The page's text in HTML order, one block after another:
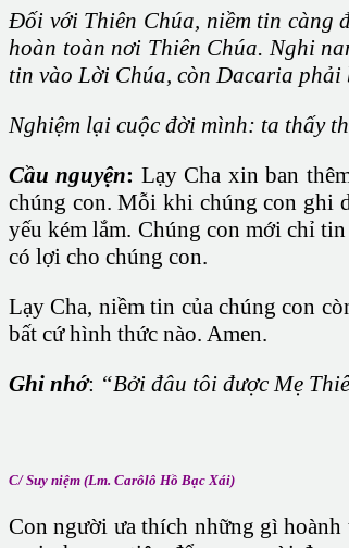
Ðối với Thiên Chúa, niềm tin càng
hoàn toàn nơi Thiên Chúa. Nghi
tin vào Lời Chúa, còn Dacaria
Nghiệm lại cuộc đời mình: ta thấy
Cầu nguyện: Lạy Cha xin ban
chúng con. Mỗi khi chúng con ghi
yếu kém lắm. Chúng con mới chỉ
có lợi cho chúng con.
Lạy Cha, niềm tin của chúng con
bất cứ hình thức nào. Amen.
Ghi nhớ: “Bởi đâu tôi được Mẹ
C/ Suy niệm (Lm. Carôlô Hồ Bạc Xái)
Con người ưa thích những gì